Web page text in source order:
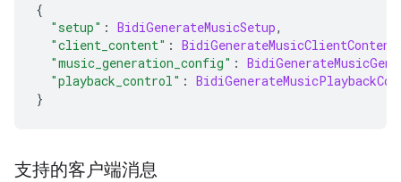
{
"setup" : BidiGenerateMusicSetup,
"client_content" : BidiGenerateMusicClientContent
"music_generation_config" :
"playback_control" :
}
支持的客户端消息